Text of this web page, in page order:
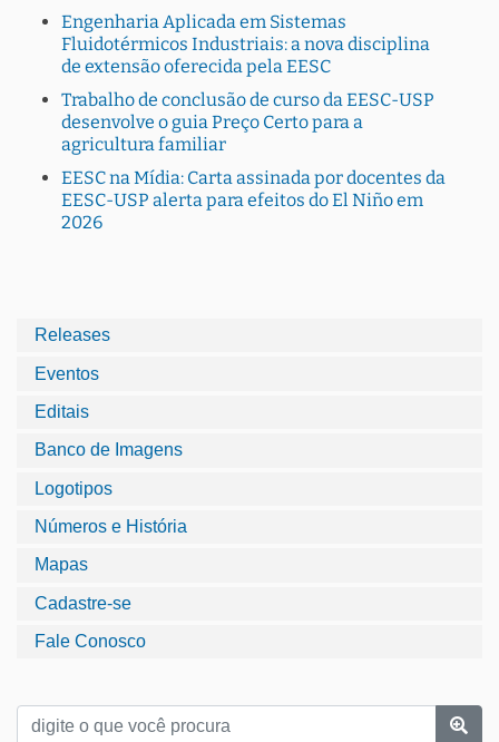
Engenharia Aplicada em Sistemas
Fluidotérmicos Industriais: a nova disciplina
de extensão oferecida pela EESC
Trabalho de conclusão de curso da EESC-USP
desenvolve o guia Preço Certo para a
agricultura familiar
EESC na Mídia: Carta assinada por docentes da
EESC-USP alerta para efeitos do El Niño em
2026
Releases
Eventos
Editais
Banco de Imagens
Logotipos
Números e História
Mapas
Cadastre-se
Fale Conosco